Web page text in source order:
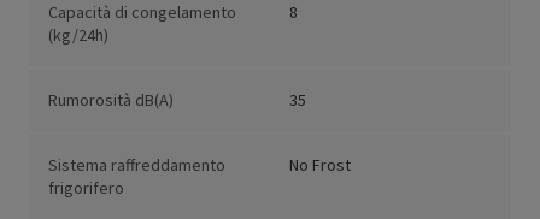
Capacità di congelamento
(kg/24h)
8
Rumorosità dB(A) 35
Sistema raffreddamento
frigorifero
No Frost